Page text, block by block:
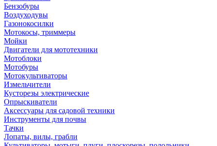
Бензобуры
Воздуходувы
Газонокосилки
Мотокосы, триммеры
Мойки
Двигатели для мототехники
Мотоблоки
Мотобуры
Мотокультиваторы
Измельчители
Кусторезы электрические
Опрыскиватели
Аксессуары для садовой техники
Инструменты для почвы
Тачки
Лопаты, вилы, грабли